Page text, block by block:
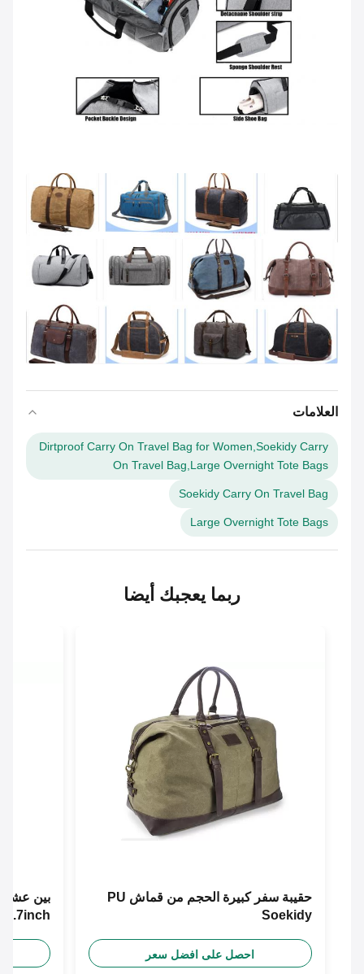
العلامات
Dirtproof Carry On Travel Bag for Women,Soekidy Carry
On Travel Bag,Large Overnight Tote Bags
Soekidy Carry On Travel Bag
Large Overnight Tote Bags
ربما يعجبك أيضا
حقيبة سفر كبيرة الحجم من قماش PU
Soekidy
احصل على افضل سعر
بين عشية
L21.7inch حقيبة الكتف